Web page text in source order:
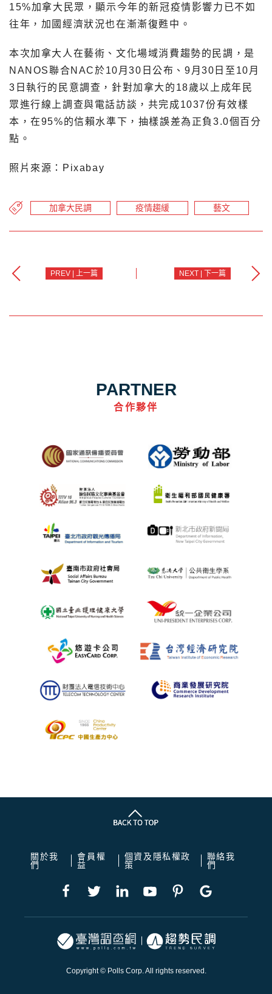
15%加拿大民眾，顯示今年的新冠疫情影響力已不如
往年，加國經濟狀況也在漸漸復甦中。
本次加拿大人在藝術、文化場域消費趨勢的民調，是
NANOS聯合NAC於10月30日公布、9月30日至10月
3日執行的民意調查，針對加拿大的18歲以上成年民
眾進行線上調查與電話訪談，共完成1037份有效樣
本，在95%的信賴水準下，抽樣誤差為正負3.0個百分
點。
照片來源：Pixabay
加拿大民調 疫情趨緩 藝文
PREV | 上一篇 NEXT | 下一篇
PARTNER
合作夥伴
關於我
們
會員權
益
個資及隱私權政
策
聯絡我
們
Copyright © Polls Corp. All rights reserved.